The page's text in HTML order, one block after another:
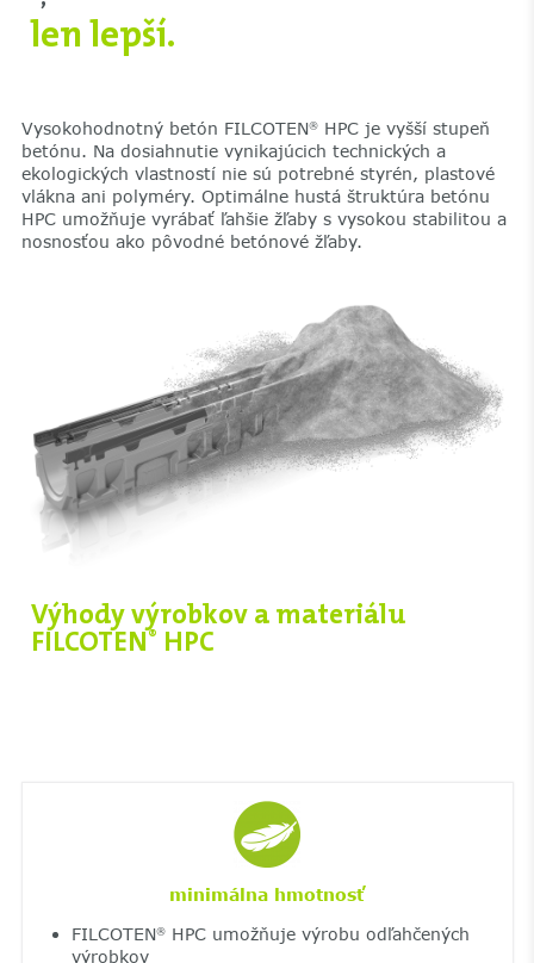
len lepší.
Vysokohodnotný betón FILCOTEN®HPC je vyšší stupeň
betónu. Na dosiahnutie vynikajúcich technických a
ekologických vlastností nie sú potrebné styrén, plastové
vlákna ani polyméry. Optimálne hustá štruktúra betónu
HPC umožňuje vyrábať ľahšie žľaby s vysokou stabilitou a
nosnosťou ako pôvodné betónové žľaby.
Výhody výrobkov a materiálu
FILCOTEN® HPC
minimálna hmotnosť
FILCOTEN®HPC umožňuje výrobu odľahčených
výrobkov